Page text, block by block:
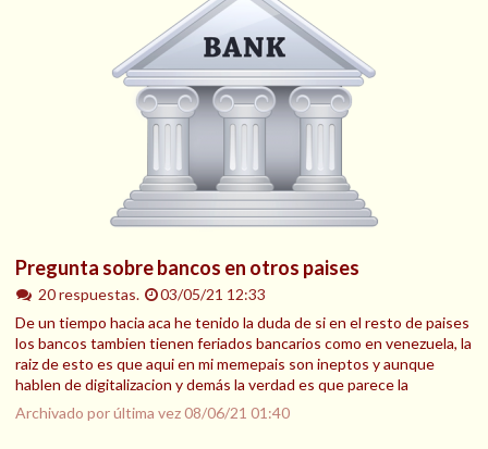
Pregunta sobre bancos en otros paises
20 respuestas.
03/05/21 12:33
De un tiempo hacia aca he tenido la duda de si en el resto de paises
los bancos tambien tienen feriados bancarios como en venezuela, la
raiz de esto es que aqui en mi memepais son ineptos y aunque
hablen de digitalizacion y demás la verdad es que parece la
Archivado por última vez08/06/21 01:40